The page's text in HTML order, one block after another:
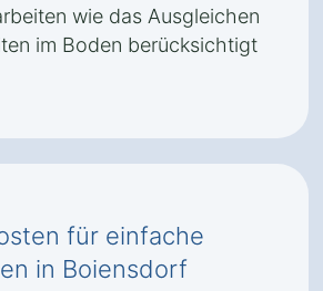
wie das Ausgleichen
im Boden berücksichtigt
für einfache
in Boiensdorf